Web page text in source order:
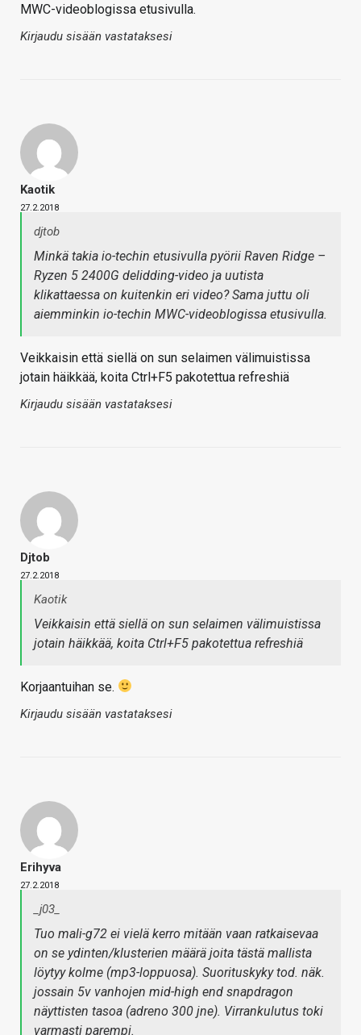
MWC-videoblogissa etusivulla.
Kirjaudu sisään vastataksesi
Kaotik
27.2.2018
djtob
Minkä takia io-techin etusivulla pyörii Raven Ridge –
Ryzen 5 2400G delidding-video ja uutista
klikattaessa on kuitenkin eri video? Sama juttu oli
aiemminkin io-techin MWC-videoblogissa etusivulla.
Veikkaisin että siellä on sun selaimen välimuistissa
jotain häikkää, koita Ctrl+F5 pakotettua refreshiä
Kirjaudu sisään vastataksesi
Djtob
27.2.2018
Kaotik
Veikkaisin että siellä on sun selaimen välimuistissa
jotain häikkää, koita Ctrl+F5 pakotettua refreshiä
Korjaantuihan se.
Kirjaudu sisään vastataksesi
Erihyva
27.2.2018
_j03_
Tuo mali-g72 ei vielä kerro mitään vaan ratkaisevaa
on se ydinten/klusterien määrä joita tästä mallista
löytyy kolme (mp3-loppuosa). Suorituskyky tod. näk.
jossain 5v vanhojen mid-high end snapdragon
näyttisten tasoa (adreno 300 jne). Virrankulutus toki
varmasti parempi.